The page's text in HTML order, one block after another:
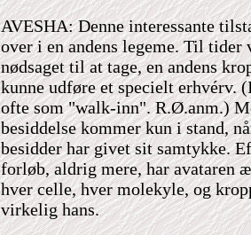
AVESHA: Denne interessante
over i en andens legeme. Til
nødsaget til at tage, en andens
kunne udføre et specielt erhvérv.
ofte som "walk-inn". R.Ø.anm.)
besiddelse kommer kun i stand,
besidder har givet sit samtykke.
forløb, aldrig mere, har avataren
hver celle, hver molekyle, og
virkelig hans.